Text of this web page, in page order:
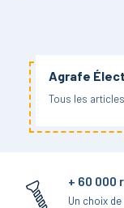
Agrafe
Tous les
+ 60 000
Un choix